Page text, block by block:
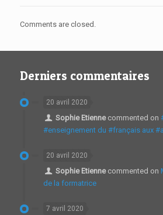
Comments are closed.
Derniers commentaires
20 avril 2020
Sophie Etiennecommented on
#enseignement du #français aux
20 avril 2020
Sophie Etiennecommented on
de la formatrice
7 avril 2020